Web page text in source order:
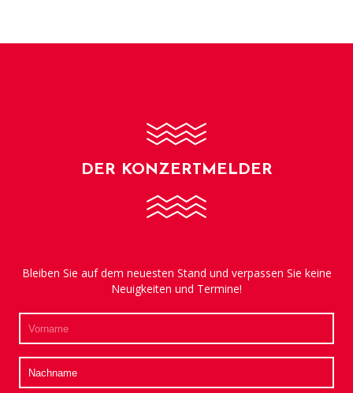
DER KONZERTMELDER
Bleiben Sie auf dem neuesten Stand und verpassen Sie keine
Neuigkeiten und Termine!